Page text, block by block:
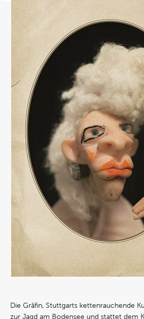
Die Gräfin, Stuttgarts kettenrauchende
zur Jagd am Bodensee und stattet dem